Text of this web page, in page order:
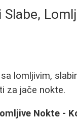
lomljivim,
za jače nokte.
Nokte -